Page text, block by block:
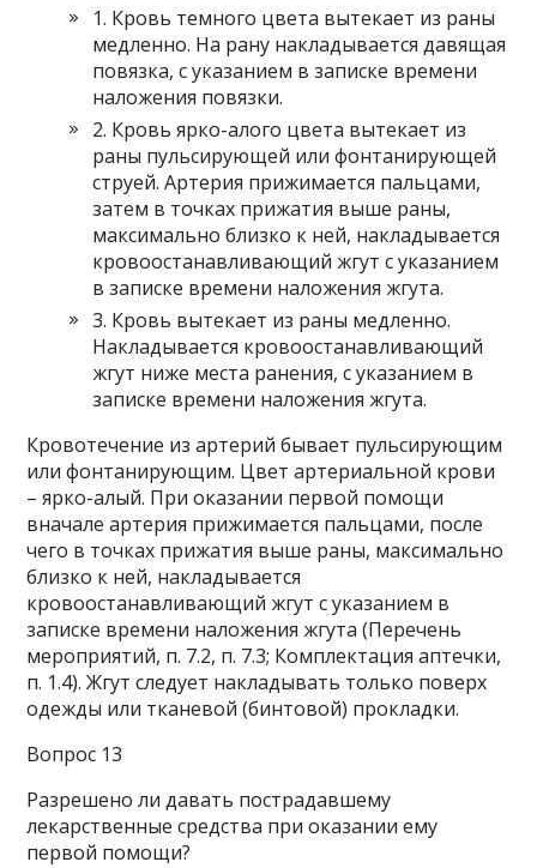
1. Кровь темного цвета вытекает из раны
медленно. На рану накладывается давящая
повязка, с указанием в записке времени
наложения повязки.
2. Кровь ярко-алого цвета вытекает из
раны пульсирующей или фонтанирующей
струей. Артерия прижимается пальцами,
затем в точках прижатия выше раны,
максимально близко к ней, накладывается
кровоостанавливающий жгут с указанием
в записке времени наложения жгута.
3. Кровь вытекает из раны медленно.
Накладывается кровоостанавливающий
жгут ниже места ранения, с указанием в
записке времени наложения жгута.
Кровотечение из артерий бывает пульсирующим
или фонтанирующим. Цвет артериальной крови
– ярко-алый. При оказании первой помощи
вначале артерия прижимается пальцами, после
чего в точках прижатия выше раны, максимально
близко к ней, накладывается
кровоостанавливающий жгут с указанием в
записке времени наложения жгута (Перечень
мероприятий, п. 7.2, п. 7.3; Комплектация аптечки,
п. 1.4). Жгут следует накладывать только поверх
одежды или тканевой (бинтовой) прокладки.
Вопрос 13
Разрешено ли давать пострадавшему
лекарственные средства при оказании ему
первой помощи?